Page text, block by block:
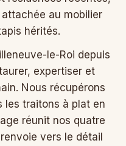
au mobilier
hérités.
le-Roi depuis
expertiser et
Nous récupérons
les traitons à plat en
réunit nos quatre
vers le détail